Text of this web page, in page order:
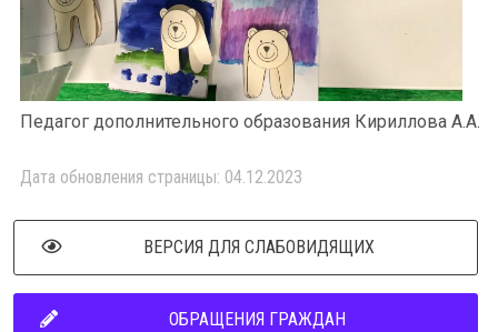
Педагог дополнительного образования Кириллова А.А.
Дата обновления страницы: 04.12.2023
ВЕРСИЯ ДЛЯ СЛАБОВИДЯЩИХ
ОБРАЩЕНИЯ ГРАЖДАН